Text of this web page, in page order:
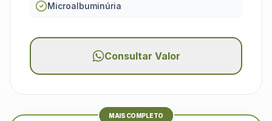
Microalbuminúria
Consultar Valor
MAIS COMPLETO